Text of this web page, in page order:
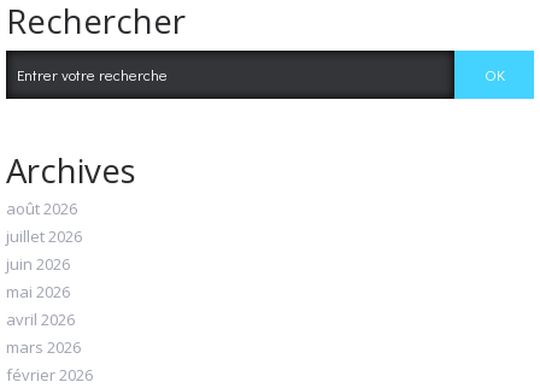
Rechercher
Archives
août 2026
juillet 2026
juin 2026
mai 2026
avril 2026
mars 2026
février 2026